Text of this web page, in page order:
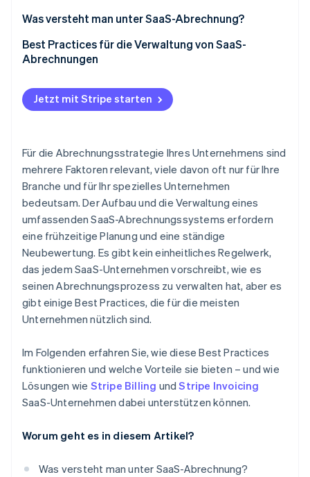
Betrugsprävention
Atlas
Start-up-Gründung
Climate
Stripe-Sessions 2026
Erfahren Sie, wie Stripe Lösungen für die
Partner
Stripe App-Marktplatz
Was versteht man unter SaaS-Abrechnung?
Best Practices für die Verwaltung von SaaS-
Abrechnungen
Detaillierte Berichterstattung
Zentrale Abrechnung
Kommunikation mit Kundinnen und Kunden
Mehrstufige Verifizierung
Datensicherheit
Anpassung von Rechnungen
Verschiedene Zahlungsoptionen
Flexibilität im Abrechnungszyklus
Einbeziehung von Kundenfeedback
Leistungsprüfungen
Jetzt mit Stripe starten
Für die Abrechnungsstrategie Ihres Unternehmens sind
mehrere Faktoren relevant, viele davon oft nur für Ihre
Branche und für Ihr spezielles Unternehmen
bedeutsam. Der Aufbau und die Verwaltung eines
umfassenden SaaS-Abrechnungssystems erfordern
eine frühzeitige Planung und eine ständige
Neubewertung. Es gibt kein einheitliches Regelwerk,
das jedem SaaS-Unternehmen vorschreibt, wie es
seinen Abrechnungsprozess zu verwalten hat, aber es
gibt einige Best Practices, die für die meisten
Unternehmen nützlich sind.
Im Folgenden erfahren Sie, wie diese Best Practices
funktionieren und welche Vorteile sie bieten – und wie
Lösungen wie Stripe Billing undStripe Invoicing
SaaS-Unternehmen dabei unterstützen können.
Worum geht es in diesem Artikel?
Was versteht man unter SaaS-Abrechnung?